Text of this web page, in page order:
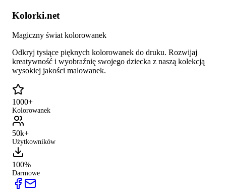
Kolorki.net
Magiczny świat kolorowanek
Odkryj tysiące pięknych kolorowanek do druku. Rozwijaj
kreatywność i wyobraźnię swojego dziecka z naszą kolekcją
wysokiej jakości malowanek.
1000+
Kolorowanek
50k+
Użytkowników
100%
Darmowe